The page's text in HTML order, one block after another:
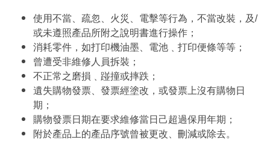
使用不當、疏忽、火災、電擊等行為，不當改裝，及/
或未遵照產品所附之說明書進行操作；
消耗零件，如打印機油墨、電池﹑打印便條等等；
曾遭受非維修人員拆裝；
不正常之磨損﹑踫撞或摔跌；
遺失購物發票、發票經塗改，或發票上沒有購物日
期；
購物發票日期在要求維修當日己超過保用年期；
附於產品上的產品序號曾被更改、刪減或除去。